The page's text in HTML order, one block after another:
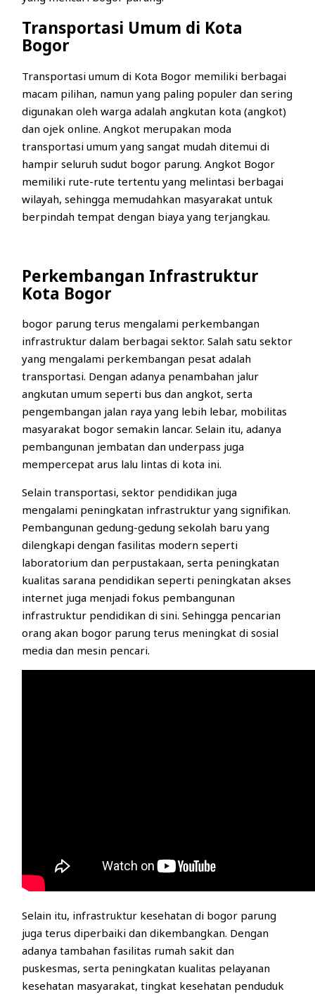
Transportasi Umum di Kota
Bogor
Transportasi umum di Kota Bogor memiliki berbagai
macam pilihan, namun yang paling populer dan sering
digunakan oleh warga adalah angkutan kota (angkot)
dan ojek online. Angkot merupakan moda
transportasi umum yang sangat mudah ditemui di
hampir seluruh sudut bogor parung. Angkot Bogor
memiliki rute-rute tertentu yang melintasi berbagai
wilayah, sehingga memudahkan masyarakat untuk
berpindah tempat dengan biaya yang terjangkau.
Perkembangan Infrastruktur
Kota Bogor
bogor parung terus mengalami perkembangan
infrastruktur dalam berbagai sektor. Salah satu sektor
yang mengalami perkembangan pesat adalah
transportasi. Dengan adanya penambahan jalur
angkutan umum seperti bus dan angkot, serta
pengembangan jalan raya yang lebih lebar, mobilitas
masyarakat bogor semakin lancar. Selain itu, adanya
pembangunan jembatan dan underpass juga
mempercepat arus lalu lintas di kota ini.
Selain transportasi, sektor pendidikan juga
mengalami peningkatan infrastruktur yang signifikan.
Pembangunan gedung-gedung sekolah baru yang
dilengkapi dengan fasilitas modern seperti
laboratorium dan perpustakaan, serta peningkatan
kualitas sarana pendidikan seperti peningkatan akses
internet juga menjadi fokus pembangunan
infrastruktur pendidikan di sini. Sehingga pencarian
orang akan bogor parung terus meningkat di sosial
media dan mesin pencari.
Selain itu, infrastruktur kesehatan di bogor parung
juga terus diperbaiki dan dikembangkan. Dengan
adanya tambahan fasilitas rumah sakit dan
puskesmas, serta peningkatan kualitas pelayanan
kesehatan masyarakat, tingkat kesehatan penduduk